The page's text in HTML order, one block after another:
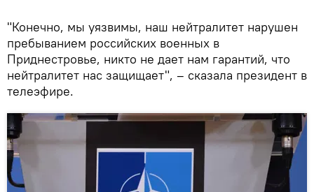
"Конечно, мы уязвимы, наш нейтралитет нарушен
пребыванием российских военных в
Приднестровье, никто не дает нам гарантий, что
нейтралитет нас защищает", – сказала президент в
телеэфире.